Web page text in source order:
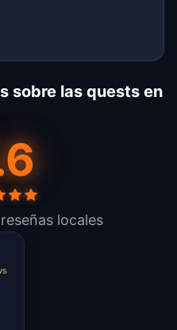
sobre las quests en
locales